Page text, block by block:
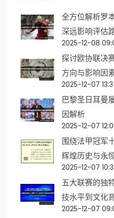
全方位解析罗
深远影响评估
2025-12-08
探讨欧协联决
方向与影响因
2025-12-07
巴黎圣日耳曼
因解析
2025-12-07
围绕法甲冠军
辉煌历史与永
2025-12-07
五大联赛的独
技水平到文化
2025-12-07